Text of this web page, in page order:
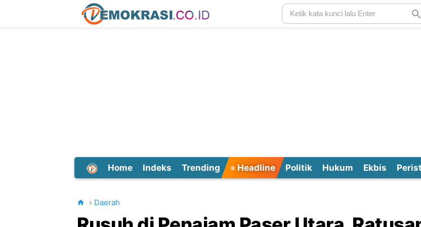
Home Indeks Trending Headline Politik Hukum Ekbis
Daerah